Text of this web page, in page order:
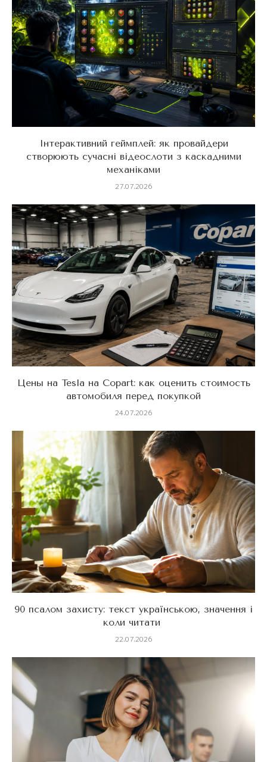
Інтерактивний геймплей: як провайдери
створюють сучасні відеослоти з каскадними
механіками
27.07.2026
Цены на Tesla на Copart: как оценить стоимость
автомобиля перед покупкой
24.07.2026
90 псалом захисту: текст українською, значення і
коли читати
22.07.2026